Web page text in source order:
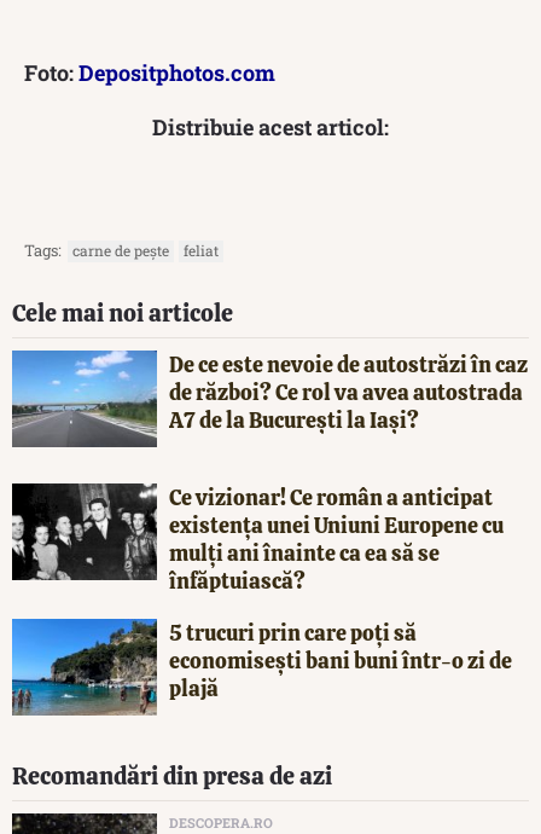
Foto:Depositphotos.com
Distribuie acest articol:
Tags: carne de pește feliat
Cele mai noi articole
De ce este nevoie de autostrăzi în caz
de război? Ce rol va avea autostrada
A7 de la București la Iași?
Ce vizionar! Ce român a anticipat
existența unei Uniuni Europene cu
mulți ani înainte ca ea să se
înfăptuiască?
5 trucuri prin care poți să
economisești bani buni într-o zi de
plajă
Recomandări din presa de azi
DESCOPERA.RO